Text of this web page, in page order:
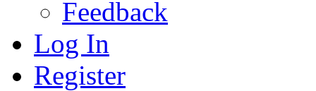
Feedback
Log In
Register